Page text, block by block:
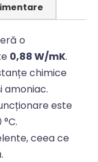
o
0,88 W/mK.
chimice
amoniac.
este
ceea ce